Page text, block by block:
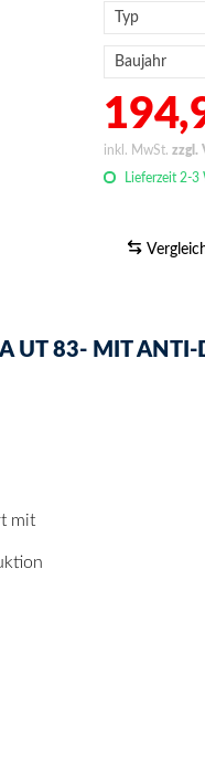
inkl. MwSt.zzgl.
Lieferzeit 2-3
UT 83- MIT ANTI-
mit